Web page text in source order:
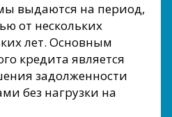
выдаются на период,
от нескольких
лет. Основным
кредита является
задолженности
без нагрузки на